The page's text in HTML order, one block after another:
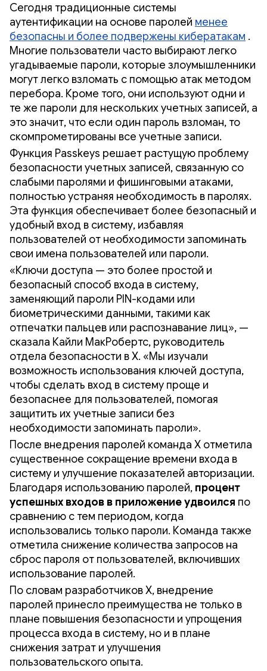
Сегодня традиционные системы
аутентификации на основе паролей менее
безопасны и более подвержены кибератакам .
Многие пользователи часто выбирают легко
угадываемые пароли, которые злоумышленники
могут легко взломать с помощью атак методом
перебора. Кроме того, они используют одни и
те же пароли для нескольких учетных записей, а
это значит, что если один пароль взломан, то
скомпрометированы все учетные записи.
Функция Passkeys решает растущую проблему
безопасности учетных записей, связанную со
слабыми паролями и фишинговыми атаками,
полностью устраняя необходимость в паролях.
Эта функция обеспечивает более безопасный и
удобный вход в систему, избавляя
пользователей от необходимости запоминать
свои имена пользователей или пароли.
«Ключи доступа — это более простой и
безопасный способ входа в систему,
заменяющий пароли PIN-кодами или
биометрическими данными, такими как
отпечатки пальцев или распознавание лиц», —
сказала Кайли МакРобертс, руководитель
отдела безопасности в X. «Мы изучали
возможность использования ключей доступа,
чтобы сделать вход в систему проще и
безопаснее для пользователей, помогая
защитить их учетные записи без
необходимости запоминать пароли».
После внедрения паролей команда X отметила
существенное сокращение времени входа в
систему и улучшение показателей авторизации.
Благодаря использованию паролей, процент
успешных входов в приложение удвоился по
сравнению с тем периодом, когда
использовались только пароли. Команда также
отметила снижение количества запросов на
сброс пароля от пользователей, включивших
использование паролей.
По словам разработчиков X, внедрение
паролей принесло преимущества не только в
плане повышения безопасности и упрощения
процесса входа в систему, но и в плане
снижения затрат и улучшения
пользовательского опыта.